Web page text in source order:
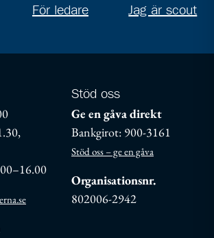
För ledare Jag är scout
Stöd oss
Ge en gåva direkt
Bankgirot: 900-3161
Stöd oss – ge en gåva
Organisationsnr.
802006-2942